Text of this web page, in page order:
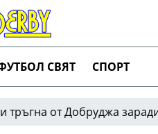
СВЯТ СПОРТ
125 във Варшава 16:15